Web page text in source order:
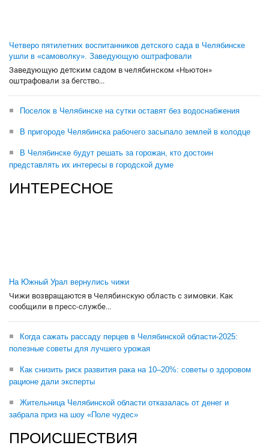
Четверо пятилетних воспитанников детского сада в Челябинске
ушли в «самоволку». Заведующую оштрафовали
Заведующую детским садом в челябинском «Ньютон»
оштрафовали за бегство...
Поселок в Челябинске на сутки оставят без водоснабжения
В пригороде Челябинска рабочего засыпало землей в колодце
В Челябинске будут решать за горожан, кто достоин
представлять их интересы в городской думе
ИНТЕРЕСНОЕ
На Южный Урал вернулись чижи
Чижи возвращаются в Челябинскую область с зимовки. Как
сообщили в пресс-службе...
Когда сажать рассаду перцев в Челябинской области-2025:
полезные советы для лучшего урожая
Как снизить риск развития рака на 10–20%: советы о здоровом
рационе дали эксперты
Жительница Челябинской области отказалась от денег и
забрала приз на шоу «Поле чудес»
ПРОИСШЕСТВИЯ